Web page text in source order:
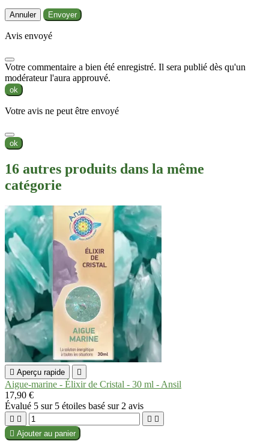
Annuler Envoyer
Avis envoyé
Votre commentaire a bien été enregistré. Il sera publié dès qu'un
modérateur l'aura approuvé.
ok
Votre avis ne peut être envoyé
ok
16 autres produits dans la même
catégorie
 Aperçu rapide 
Aigue-marine - Élixir de Cristal - 30 ml - Ansil
17,90 €
Évalué 5 sur 5 étoiles basé sur 2 avis
   
 Ajouter au panier